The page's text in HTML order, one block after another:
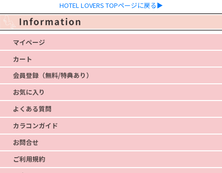
HOTEL LOVERS TOPページに戻る▶
マイページ
カート
会員登録（無料/特典あり）
お気に入り
よくある質問
カラコンガイド
お問合せ
ご利用規約